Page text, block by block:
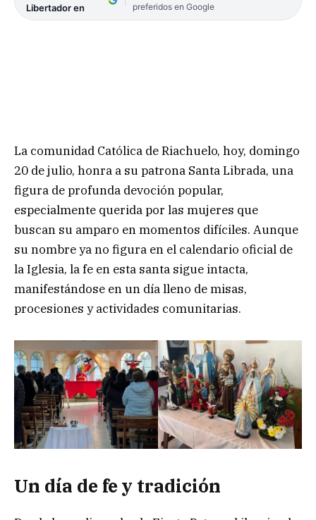
Libertador en
preferidos en Google
La comunidad Católica de Riachuelo, hoy, domingo
20 de julio, honra a su patrona Santa Librada, una
figura de profunda devoción popular,
especialmente querida por las mujeres que
buscan su amparo en momentos difíciles. Aunque
su nombre ya no figura en el calendario oficial de
la Iglesia, la fe en esta santa sigue intacta,
manifestándose en un día lleno de misas,
procesiones y actividades comunitarias.
Un día de fe y tradición